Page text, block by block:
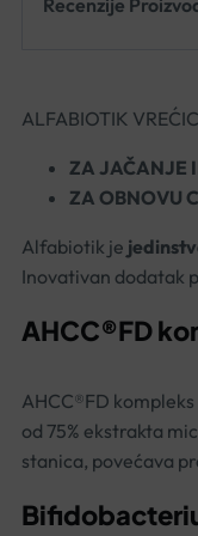
Recenzije
ALFABIOTIK
ZA JAČANJE
ZA OBNOVU
Alfabiotik je
Inovativan dodatak
AHCC®FD
AHCC®FD
od 75% ekstrakta
stanica, povećava